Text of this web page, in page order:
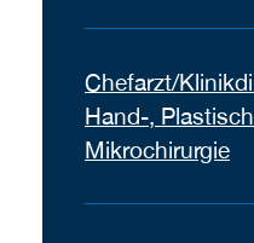
Chefarzt/
Hand-,
Mikrochirurgie